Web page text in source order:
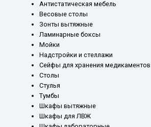
Антистатическая мебель
Весовые столы
Зонты вытяжные
Ламинарные боксы
Мойки
Надстройки и стеллажи
Сейфы для хранения медикаментов
Столы
Стулья
Тумбы
Шкафы вытяжные
Шкафы для ЛВЖ